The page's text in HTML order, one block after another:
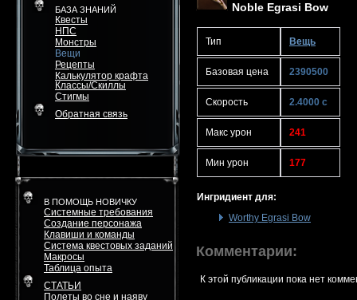
БАЗА ЗНАНИЙ
Квесты
НПС
Монстры
Вещи
Рецепты
Калькулятор крафта
Классы/Скиллы
Стигмы
Обратная связь
В ПОМОЩЬ НОВИЧКУ
Системные требования
Создание персонажа
Клавиши и команды
Система квестовых заданий
Макросы
Таблица опыта
СТАТЬИ
Полеты во сне и наяву
Noble Egrasi Bow
Тип Вещь
Базовая цена 2390500
Скорость 2.4000 с
Макс урон 241
Мин урон 177
Ингридиент для:
Worthy Egrasi Bow
Комментарии:
К этой публикации пока нет